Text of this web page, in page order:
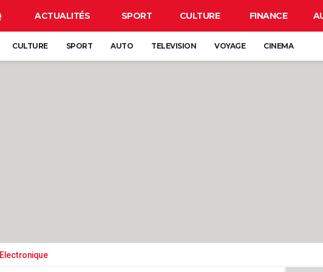
ACTUALITÉS SPORT CULTURE FINANCE
CULTURE SPORT AUTO TELEVISION VOYAGE CINEMA
Electronique